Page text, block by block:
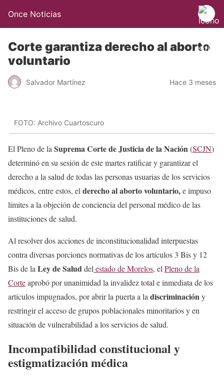
Once Noticias
Corte garantiza derecho al aborto
voluntario
Salvador Martínez Hace 3 meses
FOTO: Archivo Cuartoscuro
El Pleno de la Suprema Corte de Justicia de la Nación(SCJN)
determinó en su sesión de este martes ratificar y garantizar el
derecho a la salud de todas las personas usuarias de los servicios
médicos, entre estos, el derecho al aborto voluntario,e impuso
límites a la objeción de conciencia del personal médico de las
instituciones de salud.
Al resolver dos acciones de inconstitucionalidad interpuestas
contra diversas porciones normativas de los artículos 3 Bis y 12
Bis de la Ley de Saluddel estado de Morelos, el Pleno de la
Corteaprobó por unanimidad la invalidez total e inmediata de los
artículos impugnados, por abrir la puerta a la discriminacióny
restringir el acceso de grupos poblacionales minoritarios y en
situación de vulnerabilidad a los servicios de salud.
Incompatibilidad constitucional y
estigmatización médica